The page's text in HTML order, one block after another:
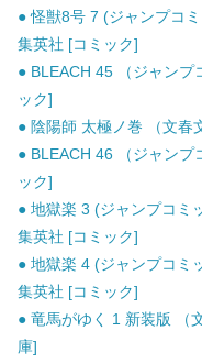
● 怪獣8号 7 (ジャンプコ
集英社 [コミック]
● BLEACH 45 （ジャンプ
ック]
● 陰陽師 太極ノ巻 （文春
● BLEACH 46 （ジャンプ
ック]
● 地獄楽 3 (ジャンプコミ
集英社 [コミック]
● 地獄楽 4 (ジャンプコミ
集英社 [コミック]
● 竜馬がゆく 1 新装版 （
庫]